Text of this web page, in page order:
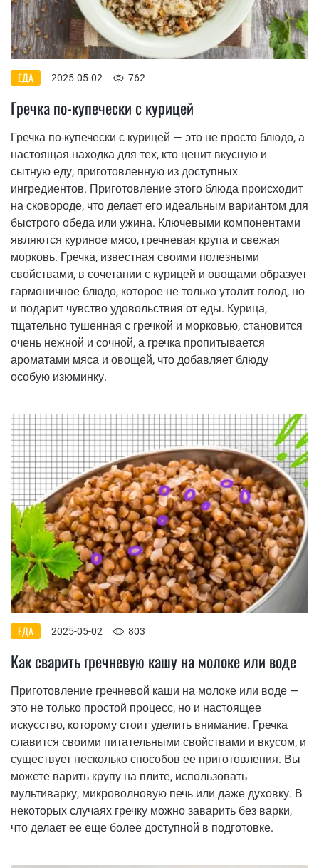
ЕДА 2025-05-02 762
Гречка по-купечески с курицей
Гречка по-купечески с курицей — это не просто блюдо, а
настоящая находка для тех, кто ценит вкусную и
сытную еду, приготовленную из доступных
ингредиентов. Приготовление этого блюда происходит
на сковороде, что делает его идеальным вариантом для
быстрого обеда или ужина. Ключевыми компонентами
являются куриное мясо, гречневая крупа и свежая
морковь. Гречка, известная своими полезными
свойствами, в сочетании с курицей и овощами образует
гармоничное блюдо, которое не только утолит голод, но
и подарит чувство удовольствия от еды. Курица,
тщательно тушенная с гречкой и морковью, становится
очень нежной и сочной, а гречка пропитывается
ароматами мяса и овощей, что добавляет блюду
особую изюминку.
ЕДА 2025-05-02 803
Как сварить гречневую кашу на молоке или воде
Приготовление гречневой каши на молоке или воде —
это не только простой процесс, но и настоящее
искусство, которому стоит уделить внимание. Гречка
славится своими питательными свойствами и вкусом, и
существует несколько способов ее приготовления. Вы
можете варить крупу на плите, использовать
мультиварку, микроволновую печь или даже духовку. В
некоторых случаях гречку можно заварить без варки,
что делает ее еще более доступной в подготовке.